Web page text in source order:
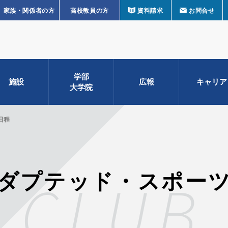
家族・関係者の方 高校教員の方 資料請求 お問合せ
施設
学部
大学院
広報 キャリア
程
プテッド・スポー